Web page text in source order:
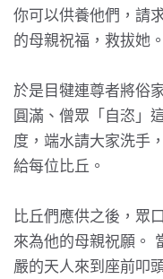
你可以供養他們，請
的母親祝福，救拔她。
於是目犍連尊者將俗
圓滿、僧眾「自恣」
度，端水請大家洗手
給每位比丘。
比丘們應供之後，眾
來為他的母親祝願。
嚴的天人來到座前叩